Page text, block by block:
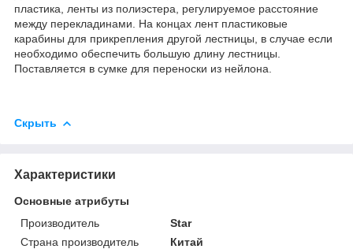
пластика, ленты из полиэстера, регулируемое расстояние
между перекладинами. На концах лент пластиковые
карабины для прикрепления другой лестницы, в случае если
необходимо обеспечить большую длину лестницы.
Поставляется в сумке для переноски из нейлона.
Скрыть
Характеристики
Основные атрибуты
Производитель
Star
Страна производитель
Китай